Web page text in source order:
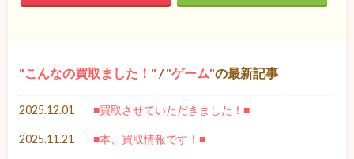
こんなの買取ました！ / ゲーム の最新記事
2025.12.01 ■買取させていただきました！■
2025.11.21 ■本、買取情報です！■